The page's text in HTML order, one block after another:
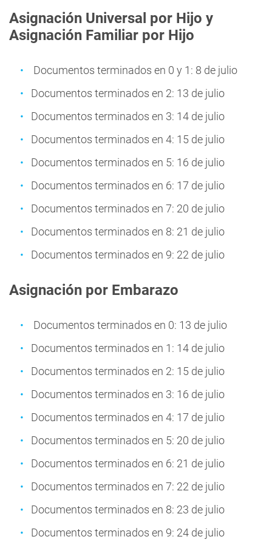
Asignación Universal por Hijo y
Asignación Familiar por Hijo
Documentos terminados en 0 y 1: 8 de julio
Documentos terminados en 2: 13 de julio
Documentos terminados en 3: 14 de julio
Documentos terminados en 4: 15 de julio
Documentos terminados en 5: 16 de julio
Documentos terminados en 6: 17 de julio
Documentos terminados en 7: 20 de julio
Documentos terminados en 8: 21 de julio
Documentos terminados en 9: 22 de julio
Asignación por Embarazo
Documentos terminados en 0: 13 de julio
Documentos terminados en 1: 14 de julio
Documentos terminados en 2: 15 de julio
Documentos terminados en 3: 16 de julio
Documentos terminados en 4: 17 de julio
Documentos terminados en 5: 20 de julio
Documentos terminados en 6: 21 de julio
Documentos terminados en 7: 22 de julio
Documentos terminados en 8: 23 de julio
Documentos terminados en 9: 24 de julio